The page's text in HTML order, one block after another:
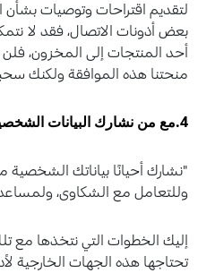
لتقديم اقتراحات وتوصيات
بعض أذونات الاتصال، فقد لا
أحد المنتجات إلى المخزون، فلن
منحتنا هذه الموافقة ولكنك
4.مع من نشارك البيانات الشخصية؟
"نشارك أحيانًا بياناتك الشخصية
وللتعامل مع الشكاوى،
إليك الخطوات التي نتخذها مع
تحتاجها هذه الجهات الخارجية